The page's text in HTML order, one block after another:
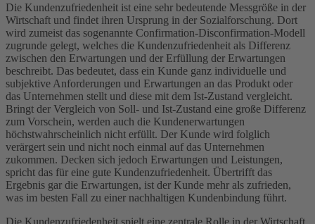
Die Kundenzufriedenheit ist eine sehr bedeutende Messgröße in der
Wirtschaft und findet ihren Ursprung in der Sozialforschung. Dort
wird zumeist das sogenannte Confirmation-Disconfirmation-Modell
zugrunde gelegt, welches die Kundenzufriedenheit als Differenz
zwischen den Erwartungen und der Erfüllung der Erwartungen
beschreibt. Das bedeutet, dass ein Kunde ganz individuelle und
subjektive Anforderungen und Erwartungen an das Produkt oder
das Unternehmen stellt und diese mit dem Ist-Zustand vergleicht.
Bringt der Vergleich von Soll- und Ist-Zustand eine große Differenz
zum Vorschein, werden auch die Kundenerwartungen
höchstwahrscheinlich nicht erfüllt. Der Kunde wird folglich
verärgert sein und nicht noch einmal auf das Unternehmen
zukommen. Decken sich jedoch Erwartungen und Leistungen,
spricht das für eine gute Kundenzufriedenheit. Übertrifft das
Ergebnis gar die Erwartungen, ist der Kunde mehr als zufrieden,
was im besten Fall zu einer nachhaltigen Kundenbindung führt.
Die Kundenzufriedenheit spielt eine zentrale Rolle in der Wirtschaft.